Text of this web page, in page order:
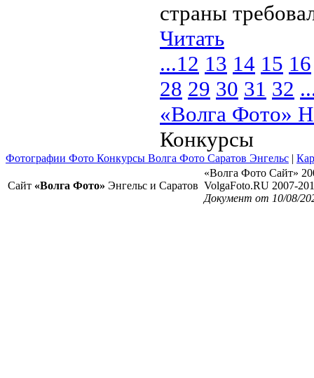
страны
Читать
...12 13 14 15 16
28 29 30 31 32
«Волга Фото»
Конкурсы
Фотографии Фото Конкурсы Волга Фото Саратов Энгельс |
Сайт «Волга Фото» Энгельс и Саратов
«Волга Фото Сайт»
VolgaFoto.RU 2007-
Документ от 10/08/